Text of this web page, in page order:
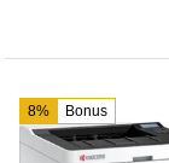
8% Bonus